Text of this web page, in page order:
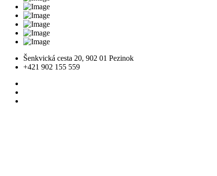
Šenkvická cesta 20, 902 01 Pezinok
+421 902 155 559